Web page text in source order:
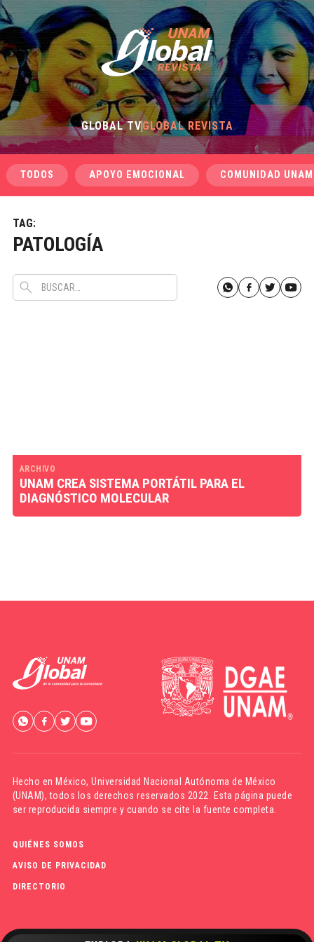
GLOBAL TVGLOBAL REVISTA
TODOS APOYO EMOCIONAL COMUNIDAD UNAM
TAG:
PATOLOGÍA
ARCHIVO
UNAM CREA SISTEMA PORTÁTIL PARA EL
DIAGNÓSTICO MOLECULAR
Hecho en México,Universidad Nacional Autónoma de México
(UNAM), todos los derechos reservados 2022. Esta página puede
ser reproducida siempre y cuando se cite la fuente completa.
QUIÉNES SOMOS
AVISO DE PRIVACIDAD
DIRECTORIO